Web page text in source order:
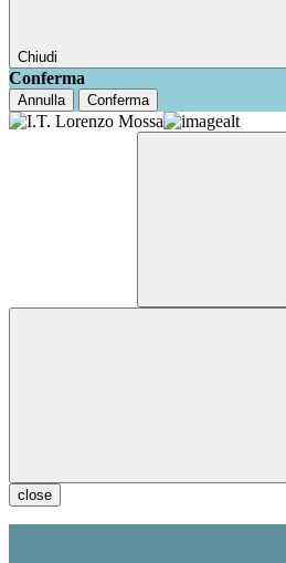
Chiudi
Conferma
Annulla Conferma
close